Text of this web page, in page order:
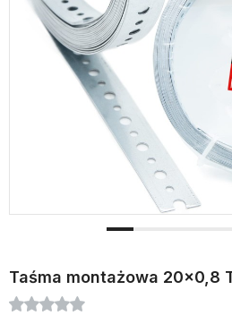
Taśma montażowa 20x0,8